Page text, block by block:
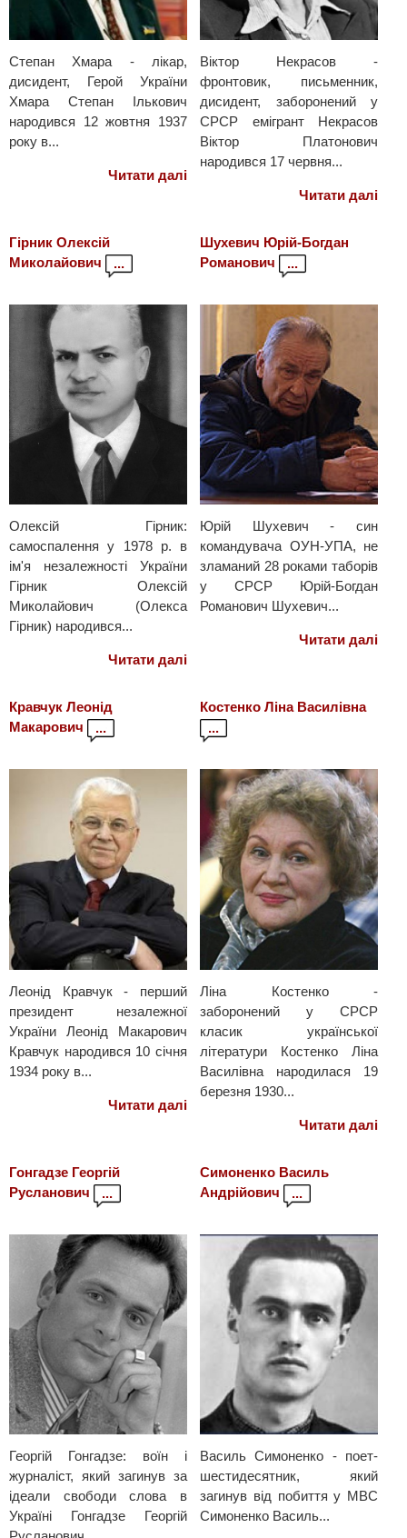
Степан Хмара - лікар,
дисидент, Герой України
Хмара Степан Ількович
народився 12 жовтня 1937
року в...
Читати далі
Віктор Некрасов -
фронтовик, письменник,
дисидент, заборонений у
СРСР емігрант Некрасов
Віктор Платонович
народився 17 червня...
Читати далі
Гірник Олексій
Миколайович
...
Олексій Гірник:
самоспалення у 1978 р. в
ім'я незалежності України
Гірник Олексій
Миколайович (Олекса
Гірник) народився...
Читати далі
Шухевич Юрій-Богдан
Романович
...
Юрій Шухевич - син
командувача ОУН-УПА, не
зламаний 28 роками таборів
у СРСР Юрій-Богдан
Романович Шухевич...
Читати далі
Кравчук Леонід
Макарович
...
Леонід Кравчук - перший
президент незалежної
України Леонід Макарович
Кравчук народився 10 січня
1934 року в...
Читати далі
Костенко Ліна Василівна
...
Ліна Костенко -
заборонений у СРСР
класик української
літератури Костенко Ліна
Василівна народилася 19
березня 1930...
Читати далі
Гонгадзе Георгій
Русланович
...
Георгій Гонгадзе: воїн і
журналіст, який загинув за
ідеали свободи слова в
Україні Гонгадзе Георгій
Симоненко Василь
Андрійович
...
Василь Симоненко - поет-
шестидесятник, який
загинув від побиття у МВС
Симоненко Василь...